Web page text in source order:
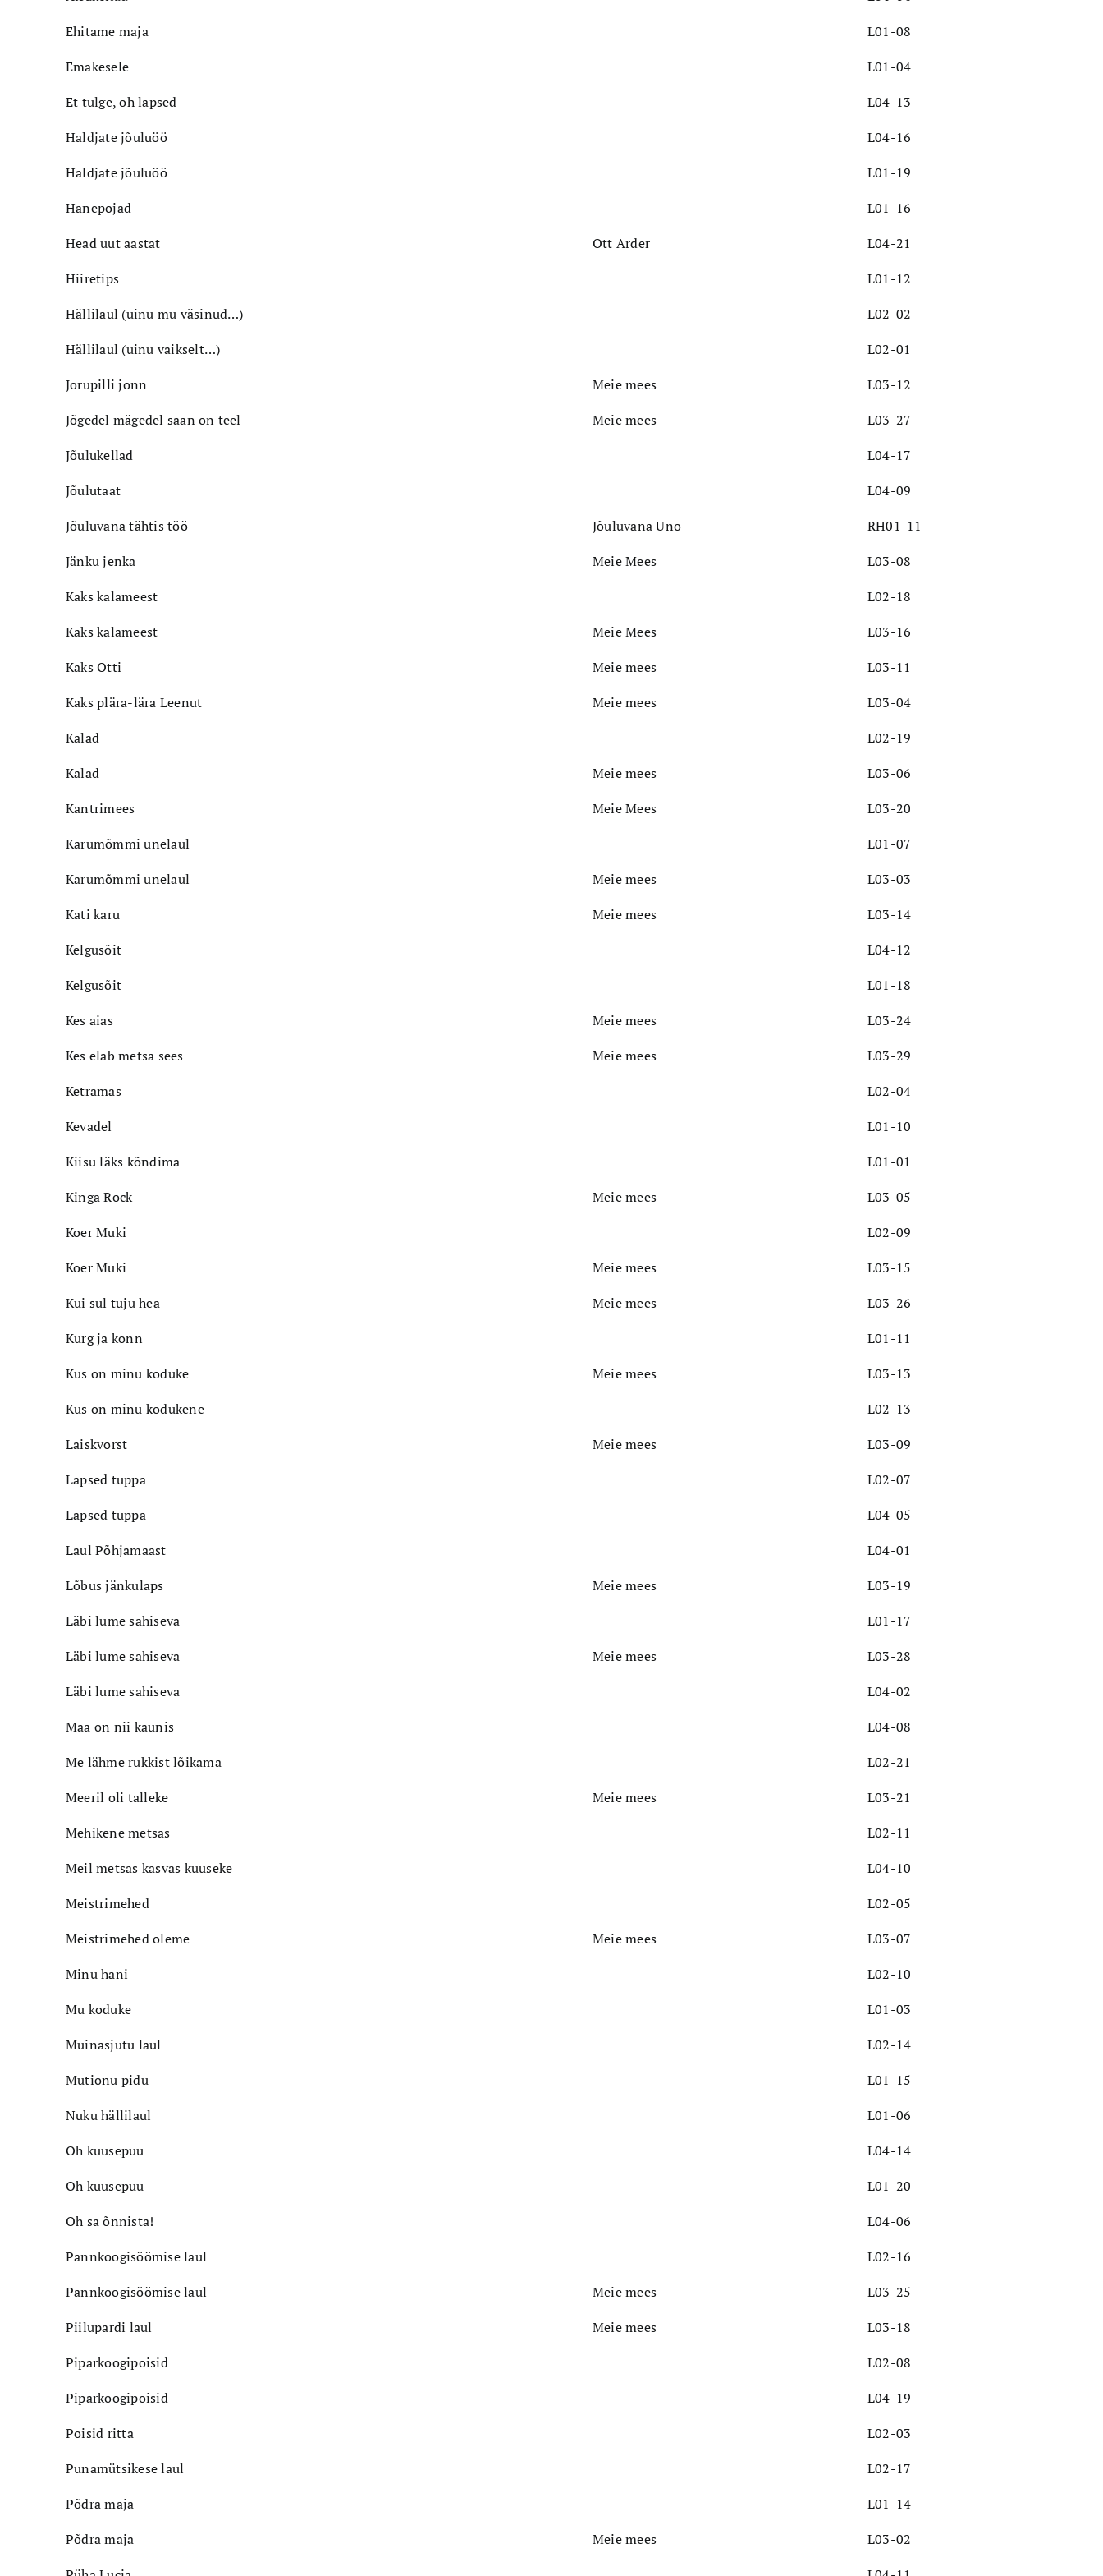
Ehitame maja
L01-08
Emakesele
L01-04
Et tulge, oh lapsed
L04-13
Haldjate jõuluöö
L04-16
Haldjate jõuluöö
L01-19
Hanepojad
L01-16
Head uut aastat
Ott Arder
L04-21
Hiiretips
L01-12
Hällilaul (uinu mu väsinud…)
L02-02
Hällilaul (uinu vaikselt…)
L02-01
Jorupilli jonn
Meie mees
L03-12
Jõgedel mägedel saan on teel
Meie mees
L03-27
Jõulukellad
L04-17
Jõulutaat
L04-09
Jõuluvana tähtis töö
Jõuluvana Uno
RH01-11
Jänku jenka
Meie Mees
L03-08
Kaks kalameest
L02-18
Kaks kalameest
Meie Mees
L03-16
Kaks Otti
Meie mees
L03-11
Kaks plära-lära Leenut
Meie mees
L03-04
Kalad
L02-19
Kalad
Meie mees
L03-06
Kantrimees
Meie Mees
L03-20
Karumõmmi unelaul
L01-07
Karumõmmi unelaul
Meie mees
L03-03
Kati karu
Meie mees
L03-14
Kelgusõit
L04-12
Kelgusõit
L01-18
Kes aias
Meie mees
L03-24
Kes elab metsa sees
Meie mees
L03-29
Ketramas
L02-04
Kevadel
L01-10
Kiisu läks kõndima
L01-01
Kinga Rock
Meie mees
L03-05
Koer Muki
L02-09
Koer Muki
Meie mees
L03-15
Kui sul tuju hea
Meie mees
L03-26
Kurg ja konn
L01-11
Kus on minu koduke
Meie mees
L03-13
Kus on minu kodukene
L02-13
Laiskvorst
Meie mees
L03-09
Lapsed tuppa
L02-07
Lapsed tuppa
L04-05
Laul Põhjamaast
L04-01
Lõbus jänkulaps
Meie mees
L03-19
Läbi lume sahiseva
L01-17
Läbi lume sahiseva
Meie mees
L03-28
Läbi lume sahiseva
L04-02
Maa on nii kaunis
L04-08
Me lähme rukkist lõikama
L02-21
Meeril oli talleke
Meie mees
L03-21
Mehikene metsas
L02-11
Meil metsas kasvas kuuseke
L04-10
Meistrimehed
L02-05
Meistrimehed oleme
Meie mees
L03-07
Minu hani
L02-10
Mu koduke
L01-03
Muinasjutu laul
L02-14
Mutionu pidu
L01-15
Nuku hällilaul
L01-06
Oh kuusepuu
L04-14
Oh kuusepuu
L01-20
Oh sa õnnista!
L04-06
Pannkoogisöömise laul
L02-16
Pannkoogisöömise laul
Meie mees
L03-25
Piilupardi laul
Meie mees
L03-18
Piparkoogipoisid
L02-08
Piparkoogipoisid
L04-19
Poisid ritta
L02-03
Punamütsikese laul
L02-17
Põdra maja
L01-14
Põdra maja
Meie mees
L03-02